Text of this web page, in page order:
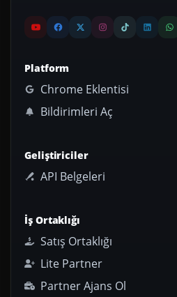
Platform
Chrome Eklentisi
Bildirimleri Aç
Geliştiriciler
API Belgeleri
İş Ortaklığı
Satış Ortaklığı
Lite Partner
Partner Ajans Ol